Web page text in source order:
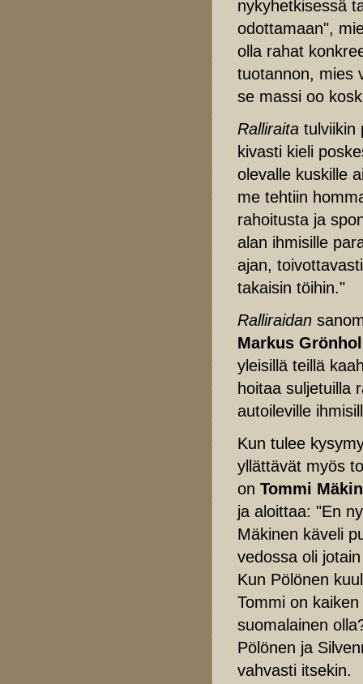
nykyhetkisessä
odottamaan",
olla rahat
tuotannon, mies
se massi oo
Ralliraita tulviikin
kivasti kieli
olevalle kuskille
me tehtiin
rahoitusta ja
alan ihmisille
ajan,
takaisin töihin."
Ralliraidan
Markus
yleisillä teillä
hoitaa suljetuilla
autoileville
Kun tulee
yllättävät myös
on Tommi
ja aloittaa: "En
Mäkinen käveli
vedossa oli
Kun Pölönen
Tommi on
suomalainen
Pölönen ja
vahvasti itsekin.